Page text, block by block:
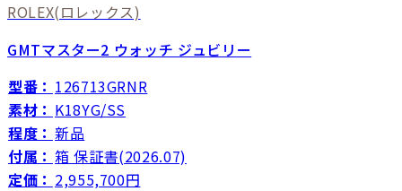
ROLEX(ロレックス)
GMTマスター2 ウォッチ ジュビリー
型番： 126713GRNR
素材： K18YG/SS
程度： 新品
付属： 箱 保証書(2026.07)
定価： 2,955,700円